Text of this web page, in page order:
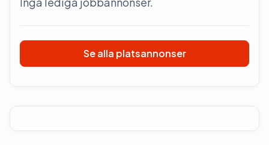
Se alla platsannonser